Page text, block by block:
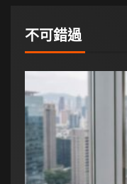
不可錯過